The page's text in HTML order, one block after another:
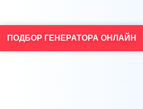
Я согласен на обработку
ПОДБОР ГЕНЕРАТОРА ОНЛАЙН